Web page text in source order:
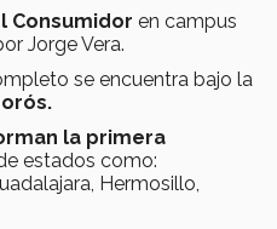
Consumidor en campus
Jorge Vera.
se encuentra bajo la
la primera
estados como:
Hermosillo,